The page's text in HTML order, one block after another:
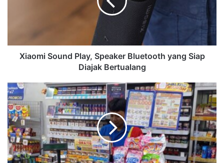
Xiaomi Sound Play, Speaker Bluetooth yang Siap
Diajak Bertualang